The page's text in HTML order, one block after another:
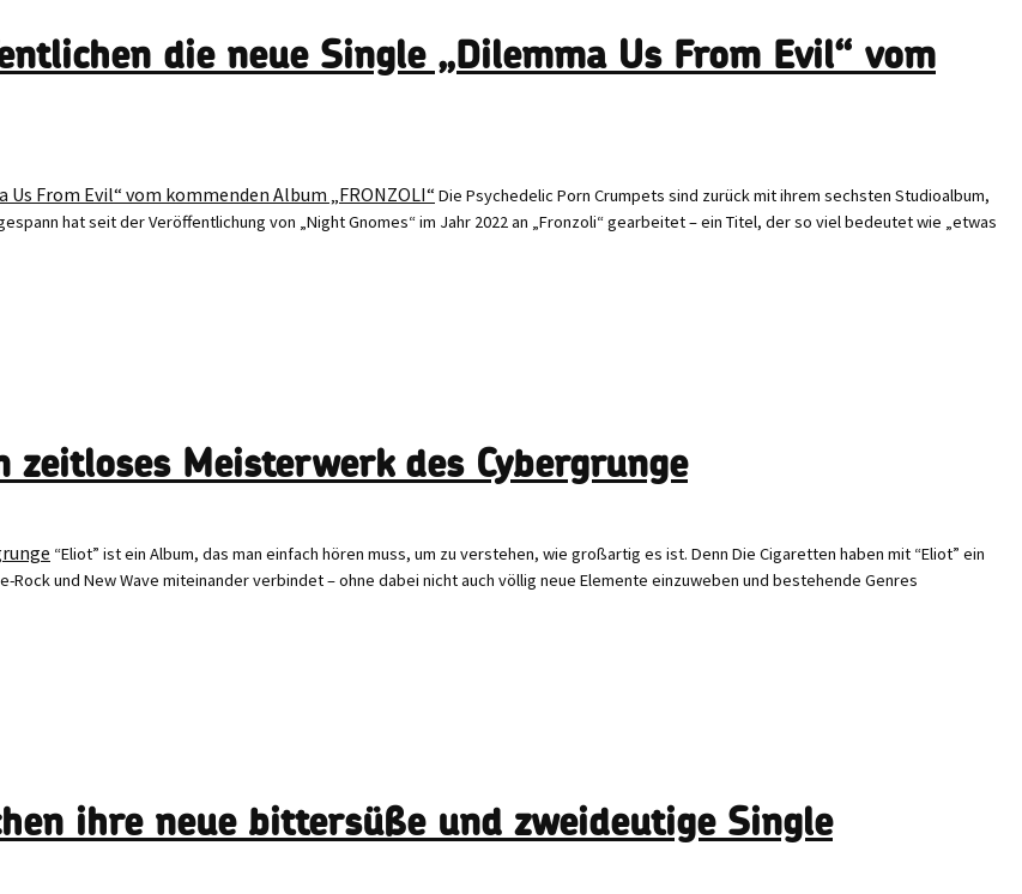
die neue Single „Dilemma Us From Evil“ vom
Die Psychedelic Porn Crumpets sind zurück mit ihrem sechsten Studioalbum,
hat seit der Veröffentlichung von „Night Gnomes“ im Jahr 2022 an „Fronzoli“ gearbeitet – ein Titel, der so viel bedeutet wie „etwas
Meisterwerk des Cybergrunge
“Eliot” ist ein Album, das man einfach hören muss, um zu verstehen, wie großartig es ist. Denn Die Cigaretten haben mit “Eliot” ein
und New Wave miteinander verbindet – ohne dabei nicht auch völlig neue Elemente einzuweben und bestehende Genres
ihre neue bittersüße und zweideutige Single